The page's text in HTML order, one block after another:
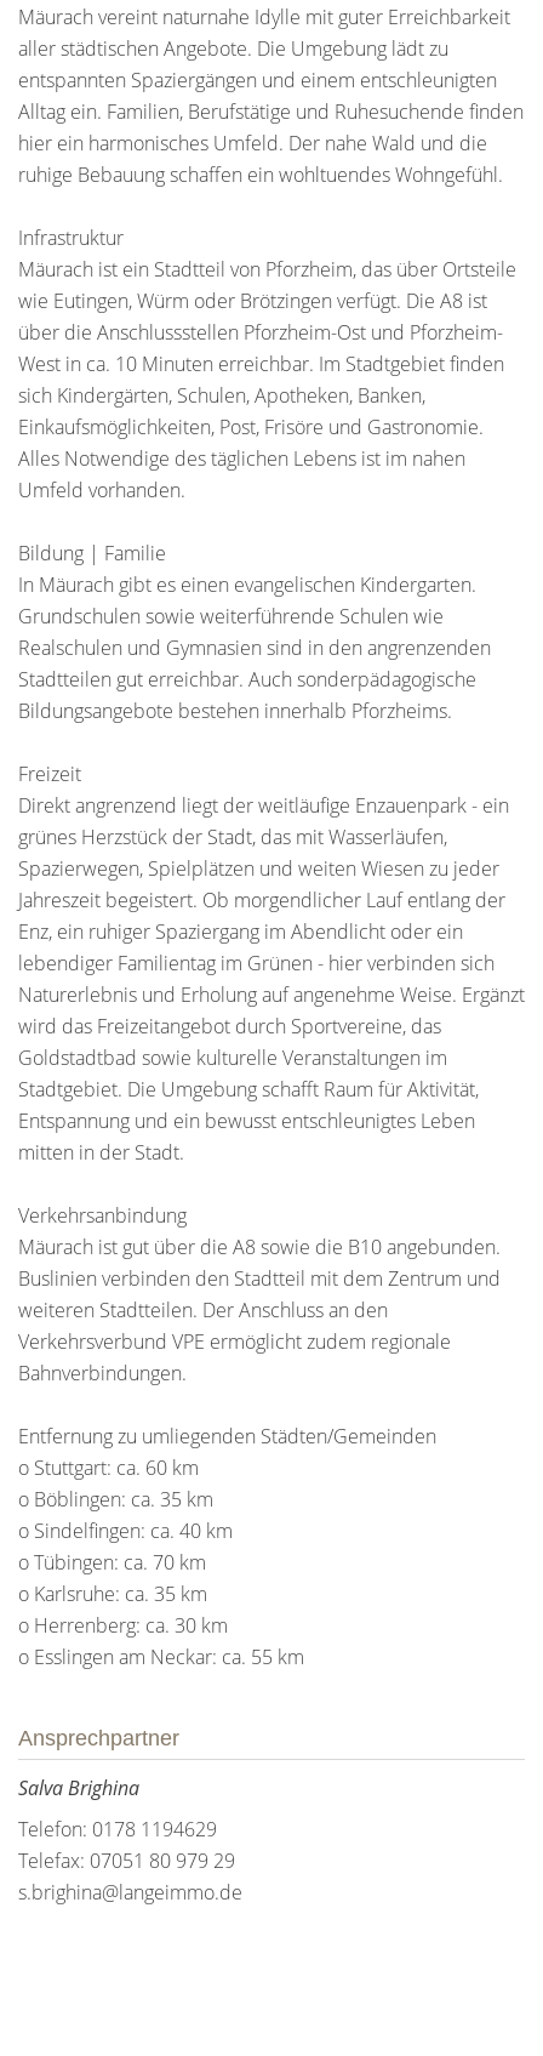
Mäurach vereint naturnahe Idylle mit guter Erreichbarkeit
aller städtischen Angebote. Die Umgebung lädt zu
entspannten Spaziergängen und einem entschleunigten
Alltag ein. Familien, Berufstätige und Ruhesuchende finden
hier ein harmonisches Umfeld. Der nahe Wald und die
ruhige Bebauung schaffen ein wohltuendes Wohngefühl.
Infrastruktur
Mäurach ist ein Stadtteil von Pforzheim, das über Ortsteile
wie Eutingen, Würm oder Brötzingen verfügt. Die A8 ist
über die Anschlussstellen Pforzheim-Ost und Pforzheim-
West in ca. 10 Minuten erreichbar. Im Stadtgebiet finden
sich Kindergärten, Schulen, Apotheken, Banken,
Einkaufsmöglichkeiten, Post, Frisöre und Gastronomie.
Alles Notwendige des täglichen Lebens ist im nahen
Umfeld vorhanden.
Bildung | Familie
In Mäurach gibt es einen evangelischen Kindergarten.
Grundschulen sowie weiterführende Schulen wie
Realschulen und Gymnasien sind in den angrenzenden
Stadtteilen gut erreichbar. Auch sonderpädagogische
Bildungsangebote bestehen innerhalb Pforzheims.
Freizeit
Direkt angrenzend liegt der weitläufige Enzauenpark - ein
grünes Herzstück der Stadt, das mit Wasserläufen,
Spazierwegen, Spielplätzen und weiten Wiesen zu jeder
Jahreszeit begeistert. Ob morgendlicher Lauf entlang der
Enz, ein ruhiger Spaziergang im Abendlicht oder ein
lebendiger Familientag im Grünen - hier verbinden sich
Naturerlebnis und Erholung auf angenehme Weise. Ergänzt
wird das Freizeitangebot durch Sportvereine, das
Goldstadtbad sowie kulturelle Veranstaltungen im
Stadtgebiet. Die Umgebung schafft Raum für Aktivität,
Entspannung und ein bewusst entschleunigtes Leben
mitten in der Stadt.
Verkehrsanbindung
Mäurach ist gut über die A8 sowie die B10 angebunden.
Buslinien verbinden den Stadtteil mit dem Zentrum und
weiteren Stadtteilen. Der Anschluss an den
Verkehrsverbund VPE ermöglicht zudem regionale
Bahnverbindungen.
Entfernung zu umliegenden Städten/Gemeinden
o Stuttgart: ca. 60 km
o Böblingen: ca. 35 km
o Sindelfingen: ca. 40 km
o Tübingen: ca. 70 km
o Karlsruhe: ca. 35 km
o Herrenberg: ca. 30 km
o Esslingen am Neckar: ca. 55 km
Ansprechpartner
Salva Brighina
Telefon: 0178 1194629
Telefax: 07051 80 979 29
s.brighina@langeimmo.de